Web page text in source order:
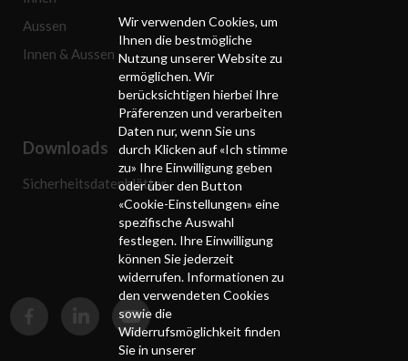
Aussen
Innen & Aussen
Downloads
Sicherheitsdatenblätter
Wir verwenden Cookies, um
Ihnen die bestmögliche
Nutzung unserer Website zu
ermöglichen. Wir
berücksichtigen hierbei Ihre
Präferenzen und verarbeiten
Daten nur, wenn Sie uns
durch Klicken auf «Ich stimme
zu» Ihre Einwilligung geben
oder über den Button
«Cookie-Einstellungen» eine
spezifische Auswahl
festlegen. Ihre Einwilligung
können Sie jederzeit
widerrufen. Informationen zu
den verwendeten Cookies
sowie die
Widerrufsmöglichkeit finden
Sie in unserer